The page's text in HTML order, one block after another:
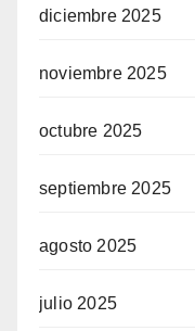
diciembre 2025
noviembre 2025
octubre 2025
septiembre 2025
agosto 2025
julio 2025